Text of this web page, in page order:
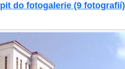
do fotogalerie (9 fotografií)